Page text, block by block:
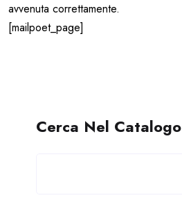
avvenuta correttamente.
[mailpoet_page]
Cerca Nel Catalogo